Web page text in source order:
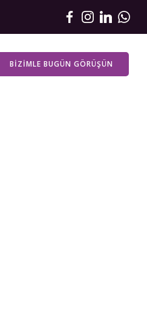
BIZIMLE BUGÜN GÖRÜŞÜN